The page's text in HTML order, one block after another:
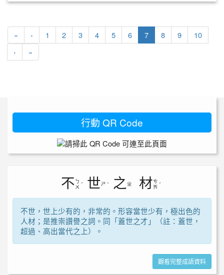
« 第一頁
‹ 上一頁
1 2 3 4 5 6 7(目前頁次)
8 9
10
› 下一頁
»
行動 QR Code
不 ㄅ
ㄨ ˊ 世 ㄕ ˋ 之 ㄓ 材ㄘ
ㄞ ˊ
不世，世上少有的，非常的。形容當世少有，極出色的
人材；是推崇讚譽之詞。同「蓋世之才」（註：蓋世，
超過、高出當代之上）。
觀看完整成語資料